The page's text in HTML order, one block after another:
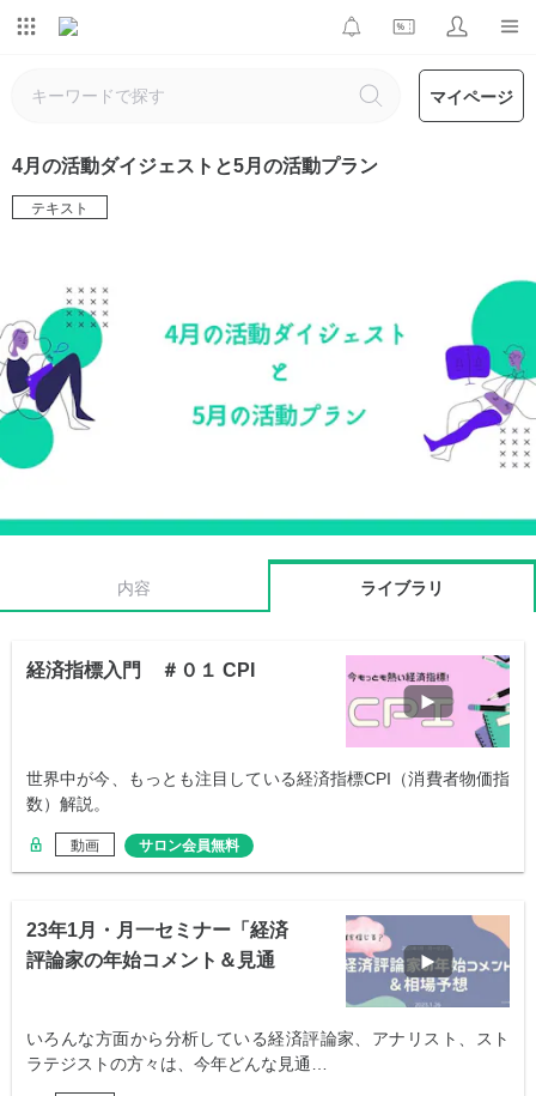
マイページ
4月の活動ダイジェストと5月の活動プラン
テキスト
内容 ライブラリ
経済指標入門 ＃０１ CPI
世界中が今、もっとも注目している経済指標CPI（消費者物価指
数）解説。
動画 サロン会員無料
23年1月・月一セミナー「経済
評論家の年始コメント＆見通
いろんな方面から分析している経済評論家、アナリスト、スト
ラテジストの方々は、今年どんな見通…